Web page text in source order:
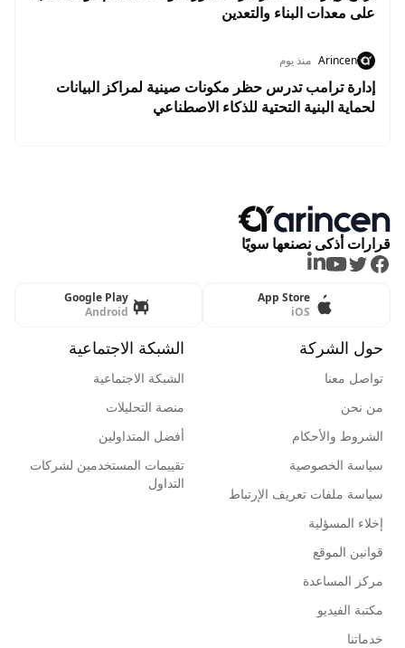
على معدات البناء والتعدين
Arincen منذ يوم
إدارة ترامب تدرس حظر مكونات صينية لمراكز البيانات
لحماية البنية التحتية للذكاء الاصطناعي
قرارات أذكى نصنعها سويًا
Facebook
Twitter
Youtube
LinkedIn
App Store
iOS
Google Play
Android
حول الشركة
تواصل معنا
من نحن
الشروط والأحكام
سياسة الخصوصية
سياسة ملفات تعريف الإرتباط
إخلاء المسؤلية
قوانين الموقع
مركز المساعدة
مكتبة الفيديو
خدماتنا
الشبكة الاجتماعية
الشبكة الاجتماعية
منصة التحليلات
أفضل المتداولين
تقييمات المستخدمين لشركات
التداول